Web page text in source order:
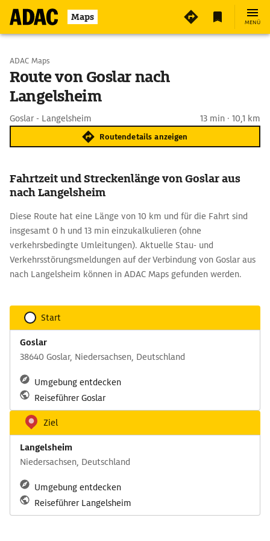
Maps MENÜ
Start wählen
Ziel eingeben
ADAC Maps
Route von Goslar nach
Langelsheim
Goslar - Langelsheim 13 min · 10,1 km
Routendetails anzeigen
Fahrtzeit und Streckenlänge von Goslar aus
nach Langelsheim
Diese Route hat eine Länge von 10 km und für die Fahrt sind
insgesamt 0 h und 13 min einzukalkulieren (ohne
verkehrsbedingte Umleitungen). Aktuelle Stau- und
Verkehrsstörungsmeldungen auf der Verbindung von Goslar aus
nach Langelsheim können in ADAC Maps gefunden werden.
Start
Goslar
38640 Goslar, Niedersachsen, Deutschland
Umgebung entdecken
Reiseführer Goslar
Ziel
Langelsheim
Niedersachsen, Deutschland
Umgebung entdecken
Reiseführer Langelsheim